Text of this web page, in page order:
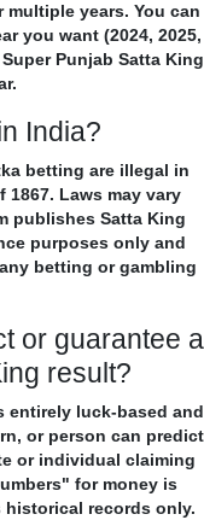
multiple years. You can
you want (2024, 2025,
Punjab Satta King
India?
betting are illegal in
Laws may vary
publishes Satta King
purposes only and
betting or gambling
or guarantee a
result?
entirely luck-based and
or person can predict
or individual claiming
for money is
historical records only.